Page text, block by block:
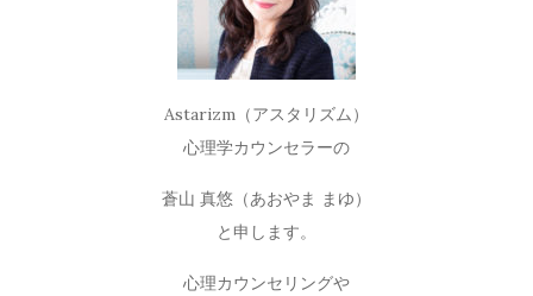
Astarizm（アスタリズム）
心理学カウンセラーの
蒼山 真悠（あおやま まゆ）
と申します。
心理カウンセリングや